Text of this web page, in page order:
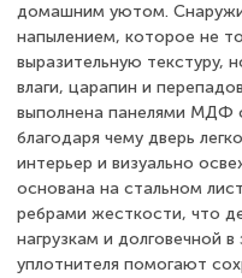
домашним уютом.
напылением, которое не
выразительную текстуру,
влаги, царапин и
выполнена панелями МДФ
благодаря чему дверь
интерьер и визуально
основана на стальном
ребрами жесткости, что
нагрузкам и долговечной
уплотнителя помогают